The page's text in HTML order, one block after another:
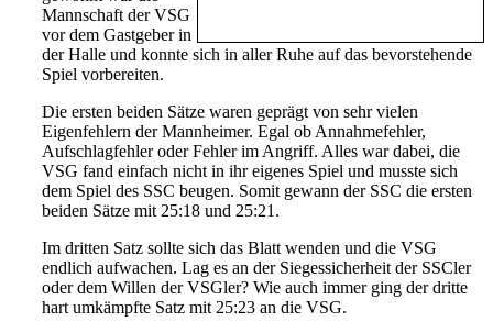
Mannschaft der VSG
vor dem Gastgeber in
der Halle und konnte sich in aller Ruhe auf das bevorstehende
Spiel vorbereiten.
Die ersten beiden Sätze waren geprägt von sehr vielen
Eigenfehlern der Mannheimer. Egal ob Annahmefehler,
Aufschlagfehler oder Fehler im Angriff. Alles war dabei, die
VSG fand einfach nicht in ihr eigenes Spiel und musste sich
dem Spiel des SSC beugen. Somit gewann der SSC die ersten
beiden Sätze mit 25:18 und 25:21.
Im dritten Satz sollte sich das Blatt wenden und die VSG
endlich aufwachen. Lag es an der Siegessicherheit der SSCler
oder dem Willen der VSGler? Wie auch immer ging der dritte
hart umkämpfte Satz mit 25:23 an die VSG.